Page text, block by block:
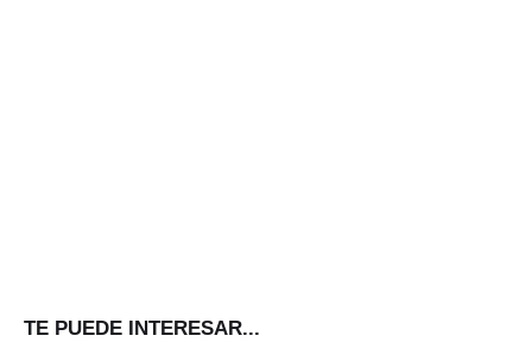
TE PUEDE INTERESAR...